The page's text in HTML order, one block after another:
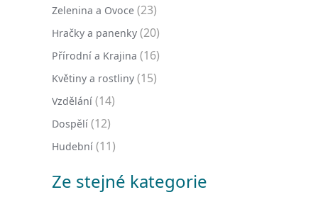
Zelenina a Ovoce (23)
Hračky a panenky (20)
Přírodní a Krajina (16)
Květiny a rostliny (15)
Vzdělání (14)
Dospělí (12)
Hudební (11)
Ze stejné kategorie